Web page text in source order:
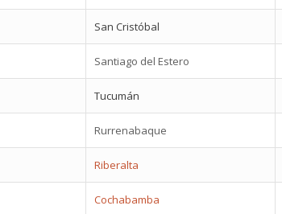
San Cristóbal
Santiago del Estero
Tucumán
Rurrenabaque
Riberalta
Cochabamba